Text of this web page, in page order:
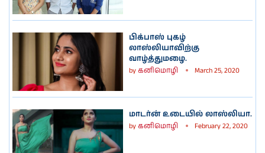
பிக்பாஸ் புகழ்
லாஸ்லியாவிற்கு
வாழ்த்துமழை.
byகனிமொழி March 25, 2020
மாடர்ன் உடையில் லாஸ்லியா.
byகனிமொழி February 22, 2020